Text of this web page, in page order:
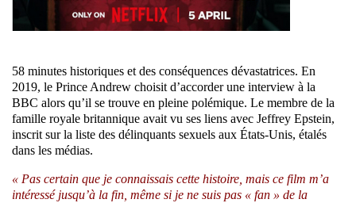
58 minutes historiques et des conséquences dévastatrices. En
2019, le Prince Andrew choisit d’accorder une interview à la
BBC alors qu’il se trouve en pleine polémique. Le membre de la
famille royale britannique avait vu ses liens avec Jeffrey Epstein,
inscrit sur la liste des délinquants sexuels aux États-Unis, étalés
dans les médias.
« Pas certain que je connaissais cette histoire, mais ce film m’a
intéressé jusqu’à la fin, même si je ne suis pas « fan » de la